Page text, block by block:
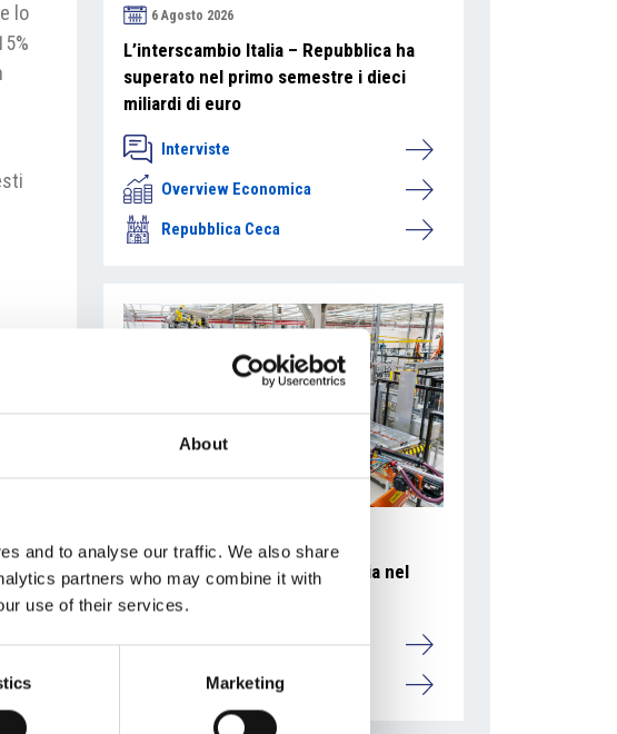
About
and to analyse our traffic. We also share
partners who may combine it with
use of their services.
Marketing
lo
6 Agosto 2026
L’interscambio Italia – Repubblica ha
superato nel primo semestre i dieci
miliardi di euro
Interviste
Overview Economica
Repubblica Ceca
Accelera la ripresa dell’industria nel
corso del primo semestre
Overview Economica
Repubblica Ceca